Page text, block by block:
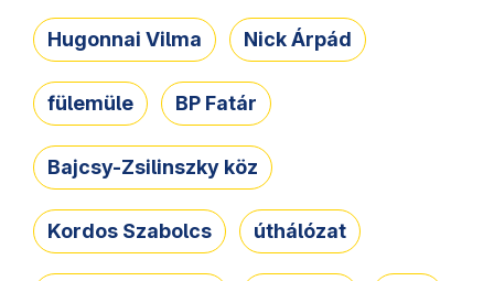
Hugonnai Vilma Nick Árpád
fülemüle BP Fatár
Bajcsy-Zsilinszky köz
Kordos Szabolcs úthálózat